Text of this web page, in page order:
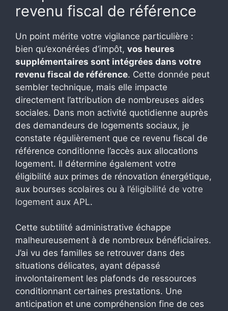
revenu fiscal de référence
Un point mérite votre vigilance particulière :
bien qu’exonérées d’impôt, vos heures
supplémentaires sont intégrées dans votre
revenu fiscal de référence. Cette donnée peut
sembler technique, mais elle impacte
directement l’attribution de nombreuses aides
sociales. Dans mon activité quotidienne auprès
des demandeurs de logements sociaux, je
constate régulièrement que ce revenu fiscal de
référence conditionne l’accès aux allocations
logement. Il détermine également votre
éligibilité aux primes de rénovation énergétique,
aux bourses scolaires ou à l’éligibilité de votre
logement aux APL.
Cette subtilité administrative échappe
malheureusement à de nombreux bénéficiaires.
J’ai vu des familles se retrouver dans des
situations délicates, ayant dépassé
involontairement les plafonds de ressources
conditionnant certaines prestations. Une
anticipation et une compréhension fine de ces